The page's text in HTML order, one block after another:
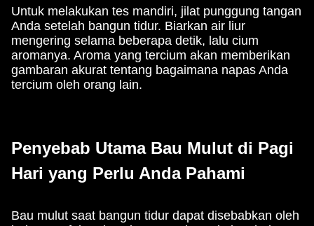
Untuk melakukan tes mandiri, jilat punggung tangan
Anda setelah bangun tidur. Biarkan air liur
mengering selama beberapa detik, lalu cium
aromanya. Aroma yang tercium akan memberikan
gambaran akurat tentang bagaimana napas Anda
tercium oleh orang lain.
Penyebab Utama Bau Mulut di Pagi
Hari yang Perlu Anda Pahami
Bau mulut saat bangun tidur dapat disebabkan oleh